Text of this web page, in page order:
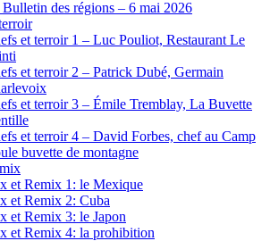
des régions – 6 mai 2026
et terroir 1 – Luc Pouliot, Restaurant Le
et terroir 2 – Patrick Dubé, Germain
et terroir 3 – Émile Tremblay, La Buvette
et terroir 4 – David Forbes, chef au Camp
buvette de montagne
et Remix 1: le Mexique
et Remix 2: Cuba
et Remix 3: le Japon
et Remix 4: la prohibition